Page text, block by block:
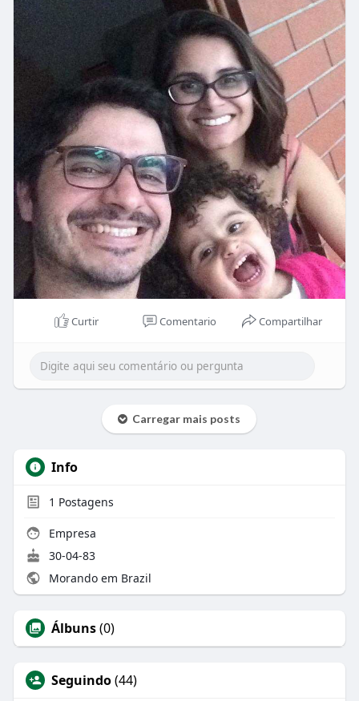
Curtir Comentario Compartilhar
Carregar mais posts
Info
1 Postagens
Empresa
30-04-83
Morando em Brazil
Álbuns(0)
Seguindo(44)